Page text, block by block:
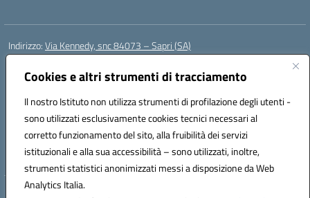
Cookies e altri strumenti di tracciamento
Il nostro Istituto non utilizza strumenti di profilazione degli utenti -
sono utilizzati esclusivamente cookies tecnici necessari al
corretto funzionamento del sito, alla fruibilità dei servizi
istituzionali e alla sua accessibilità – sono utilizzati, inoltre,
strumenti statistici anonimizzati messi a disposizione da Web
Analytics Italia.
Indirizzo:Via Kennedy, snc 84073 – Sapri (SA)
Centralino:
Posta elettronica certificata (PEC):saic878008@pec.istruzione.it
Codice fiscale: 84002700650
Codice meccanografico:SAIC878008
Codice Indice delle Pubbliche Amministrazioni (IPA): istsc_saic878008
Codice unico di fatturazione (CUF): UFYPHY